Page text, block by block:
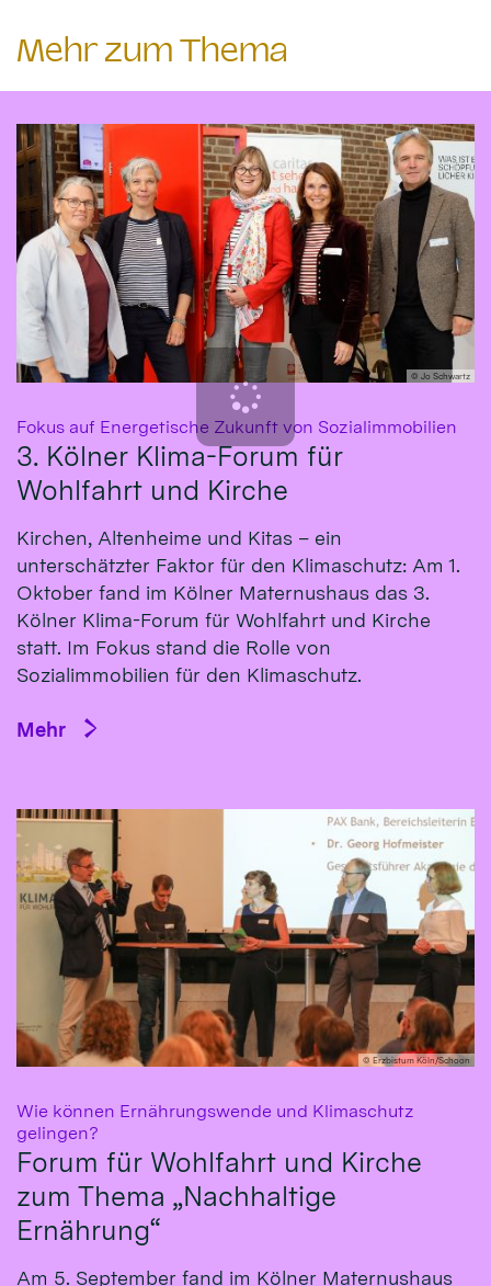
Mehr zum Thema
© Jo Schwartz
Fokus auf Energetische Zukunft von Sozialimmobilien
3. Kölner Klima-Forum für
Wohlfahrt und Kirche
Kirchen, Altenheime und Kitas – ein
unterschätzter Faktor für den Klimaschutz: Am 1.
Oktober fand im Kölner Maternushaus das 3.
Kölner Klima-Forum für Wohlfahrt und Kirche
statt. Im Fokus stand die Rolle von
Sozialimmobilien für den Klimaschutz.
Mehr
© Erzbistum Köln/Schoon
Wie können Ernährungswende und Klimaschutz
gelingen?
Forum für Wohlfahrt und Kirche
zum Thema „Nachhaltige
Ernährung“
Am 5. September fand im Kölner Maternushaus